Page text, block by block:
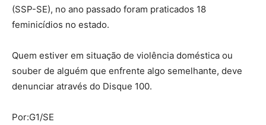
(SSP-SE), no ano passado foram praticados 18
feminicídios no estado.
Quem estiver em situação de violência doméstica ou
souber de alguém que enfrente algo semelhante, deve
denunciar através do Disque 100.
Por:G1/SE